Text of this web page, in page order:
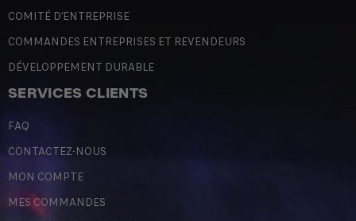
COMITÉ D'ENTREPRISE
COMMANDES ENTREPRISES ET REVENDEURS
DÉVELOPPEMENT DURABLE
SERVICES CLIENTS
FAQ
CONTACTEZ-NOUS
MON COMPTE
MES COMMANDES